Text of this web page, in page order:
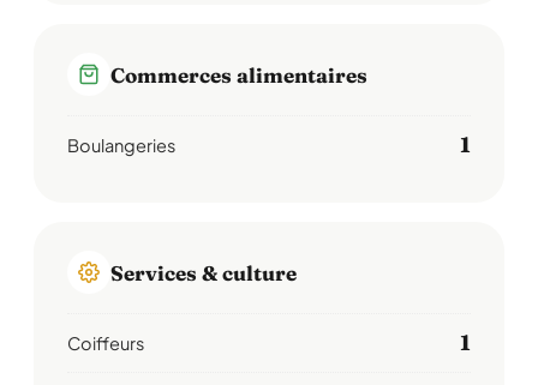
Commerces alimentaires
Boulangeries 1
Services & culture
Coiffeurs 1